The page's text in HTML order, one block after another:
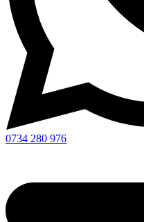
0734 280 976